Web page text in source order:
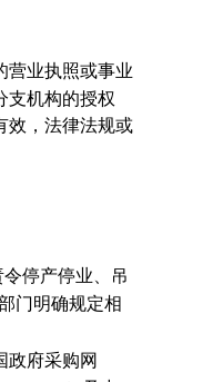
营业执照或事业
支机构的授权
效，法律法规或
停产停业、吊
门明确规定相
政府采购网